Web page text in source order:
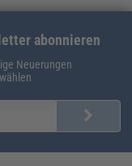
abonnieren
Neuerungen